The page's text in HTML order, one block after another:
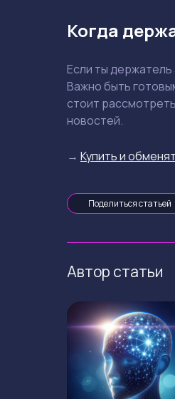
Когда
Если ты
Важно быть
стоит
новостей.
→ Купить и
Поделиться статьей
Автор статьи